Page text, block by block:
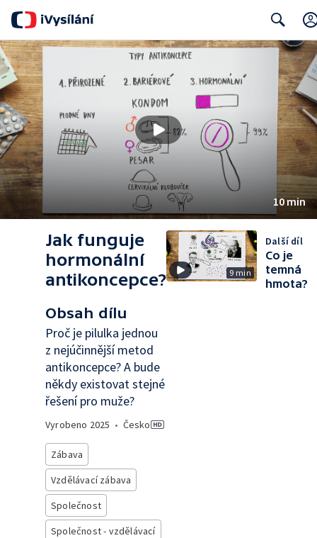
Search
10 min
Jak funguje
hormonální
antikoncepce?
Obsah dílu
Proč je pilulka jednou
z nejúčinnější metod
antikoncepce? A bude
někdy existovat stejné
řešení pro muže?
Vyrobeno 2025 • Česko
Zábava
Vzdělávací zábava
Společnost
Společnost - vzdělávací
9 min
Další díl
Co je
temná
hmota?